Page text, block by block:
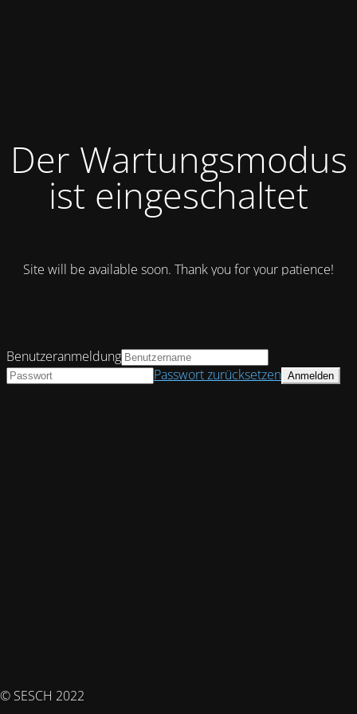
Der Wartungsmodus
ist eingeschaltet
Site will be available soon. Thank you for your patience!
© SESCH 2022
Benutzeranmeldung
Passwort zurücksetzen